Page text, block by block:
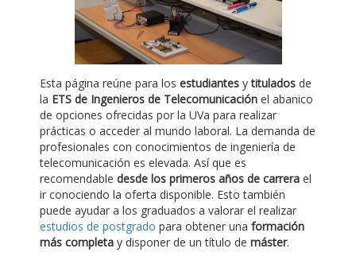
Esta página reúne para los estudiantes ytitulados de
la ETS de Ingenieros de Telecomunicación el abanico
de opciones ofrecidas por la UVa para realizar
prácticas o acceder al mundo laboral. La demanda de
profesionales con conocimientos de ingeniería de
telecomunicación es elevada. Así que es
recomendable desde los primeros años de carrera el
ir conociendo la oferta disponible. Esto también
puede ayudar a los graduados a valorar el realizar
estudios de postgrado para obtener una formación
más completa y disponer de un título de máster.